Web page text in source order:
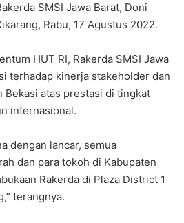
SMSI Jawa Barat, Doni
Rabu, 17 Agustus 2022.
HUT RI, Rakerda SMSI Jawa
terhadap kinerja stakeholder dan
Bekasi atas prestasi di tingkat
internasional.
dengan lancar, semua
dan para tokoh di Kabupaten
Rakerda di Plaza District 1
terangnya.